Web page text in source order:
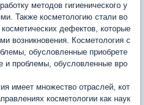
методов гигиенического у
Также косметологию стали во
дефектов, которые
возникновения. Косметология с
обусловленные приобрете
и проблемы, обусловленные вро
имеет множество отраслей, кот
косметологии как наук